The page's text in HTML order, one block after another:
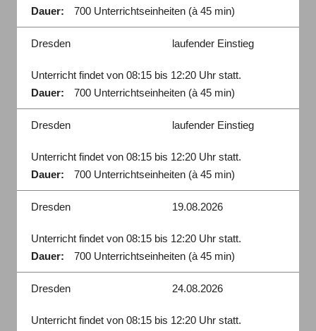
Dauer:
700 Unterrichtseinheiten (à 45 min)
Dresden laufender Einstieg
Unterricht findet von 08:15 bis 12:20 Uhr statt.
Dauer:
700 Unterrichtseinheiten (à 45 min)
Dresden laufender Einstieg
Unterricht findet von 08:15 bis 12:20 Uhr statt.
Dauer:
700 Unterrichtseinheiten (à 45 min)
Dresden 19.08.2026
Unterricht findet von 08:15 bis 12:20 Uhr statt.
Dauer:
700 Unterrichtseinheiten (à 45 min)
Dresden 24.08.2026
Unterricht findet von 08:15 bis 12:20 Uhr statt.